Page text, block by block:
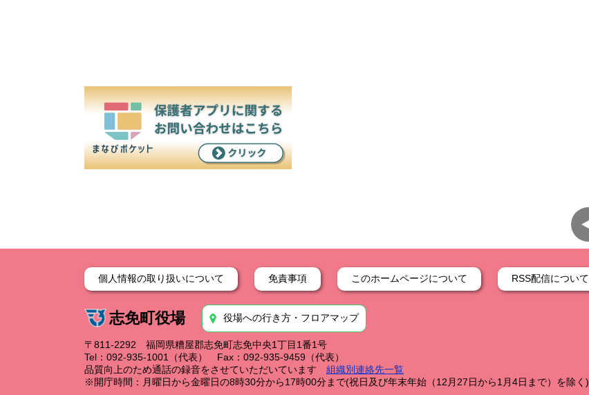
個人情報の取り扱いについて 免責事項 このホームページについて RSS配信について
志免町役場 役場への行き方・フロアマップ
〒811-2292 福岡県糟屋郡志免町志免中央1丁目1番1号
Tel：092-935-1001（代表） Fax：092-935-9459（代表）
品質向上のため通話の録音をさせていただいています
組織別連絡先一覧
※開庁時間：月曜日から金曜日の8時30分から17時00分まで(祝日及び年末年始（12月27日から1月4日まで）を除く)